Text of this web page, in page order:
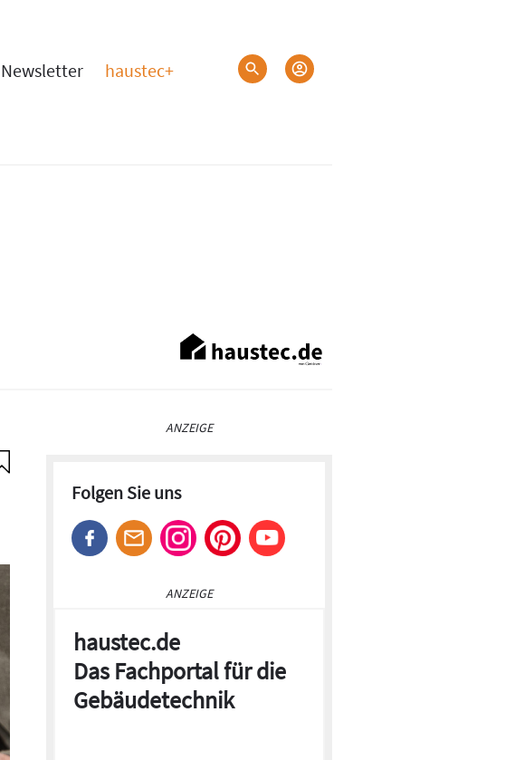
Newsletter haustec+
ANZEIGE
Folgen Sie uns
ANZEIGE
haustec.de
Das Fachportal für die
Gebäudetechnik